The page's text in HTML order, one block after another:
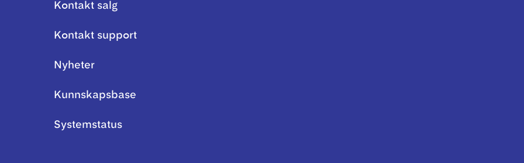
Kontakt salg
Kontakt support
Nyheter
Kunnskapsbase
Systemstatus